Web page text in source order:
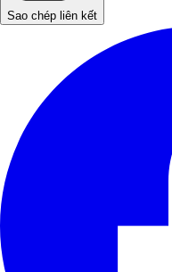
Sao chép liên kết